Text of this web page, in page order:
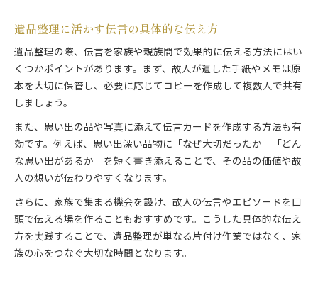
遺品整理に活かす伝言の具体的な伝え方
遺品整理の際、伝言を家族や親族間で効果的に伝える方法にはい
くつかポイントがあります。まず、故人が遺した手紙やメモは原
本を大切に保管し、必要に応じてコピーを作成して複数人で共有
しましょう。
また、思い出の品や写真に添えて伝言カードを作成する方法も有
効です。例えば、思い出深い品物に「なぜ大切だったか」「どん
な思い出があるか」を短く書き添えることで、その品の価値や故
人の想いが伝わりやすくなります。
さらに、家族で集まる機会を設け、故人の伝言やエピソードを口
頭で伝える場を作ることもおすすめです。こうした具体的な伝え
方を実践することで、遺品整理が単なる片付け作業ではなく、家
族の心をつなぐ大切な時間となります。